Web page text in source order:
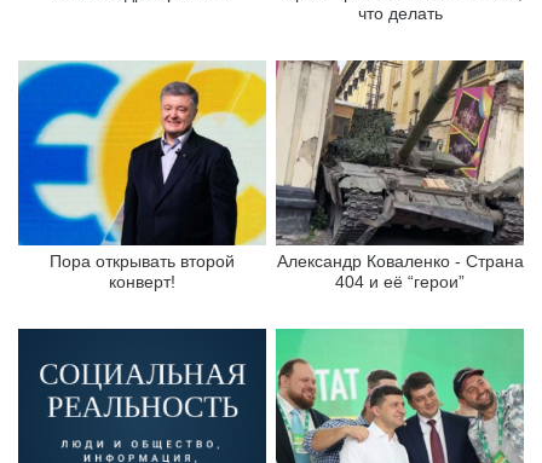
что делать
Пора открывать второй
конверт!
Александр Коваленко - Страна
404 и её “герои”